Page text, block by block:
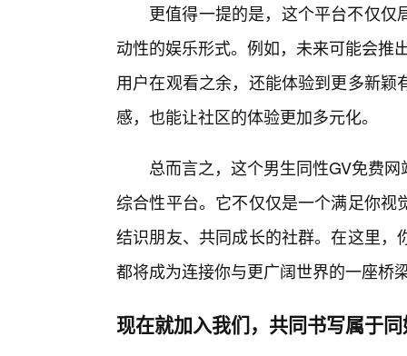
更值得一提的是，这个平台不仅
动性的娱乐形式。例如，未来可能会推
用户在观看之余，还能体验到更多新
感，也能让社区的体验更加多元化。
总而言之，这个男生同性GV免费
综合性平台。它不仅仅是一个满足你
结识朋友、共同成长的社群。在这里
都将成为连接你与更广阔世界的一座桥
现在就加入我们，共同书写属于